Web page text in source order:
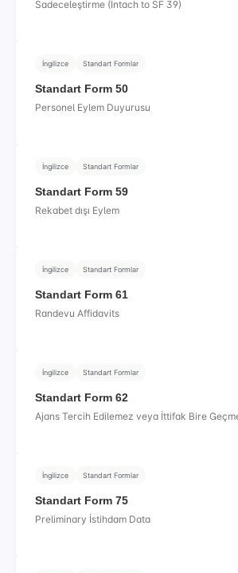
Sadeceleştirme (Intach to SF 39)
İngilizce Standart Formlar
Standart Form 50
Personel Eylem Duyurusu
İngilizce Standart Formlar
Standart Form 59
Rekabet dışı Eylem
İngilizce Standart Formlar
Standart Form 61
Randevu Affidavits
İngilizce Standart Formlar
Standart Form 62
Ajans Tercih Edilemez veya İttifak Bire
İngilizce Standart Formlar
Standart Form 75
Preliminary İstihdam Data